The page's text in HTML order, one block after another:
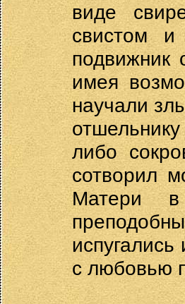
виде
свистом
подвижник
имея
научали
либо
сотворил
Матери в
с любовью